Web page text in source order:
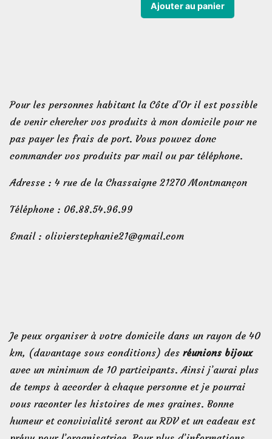
Ajouter au panier
Pour les personnes habitant la Côte d’Or il est possible
de venir chercher vos produits à mon domicile pour ne
pas payer les frais de port. Vous pouvez donc
commander vos produits par mail ou par téléphone.
Adresse : 4 rue de la Chassaigne 21270 Montmançon
Téléphone : 06.88.54.96.99
Email : olivierstephanie21@gmail.com
Je peux organiser à votre domicile dans un rayon de 40
km, (davantage sous conditions) des réunions bijoux
avec un minimum de 10 participants. Ainsi j’aurai plus
de temps à accorder à chaque personne et je pourrai
vous raconter les histoires de mes graines. Bonne
humeur et convivialité seront au RDV et un cadeau est